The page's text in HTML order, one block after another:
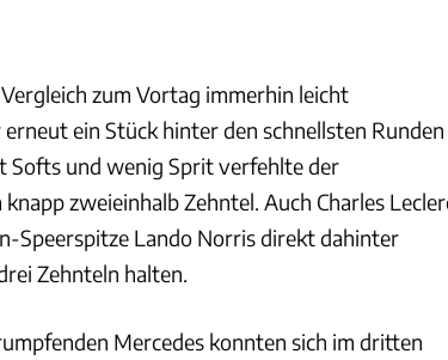
zum Vortag immerhin leicht
ein Stück hinter den schnellsten Runden
Softs und wenig Sprit verfehlte der
zweieinhalb Zehntel. Auch Charles
Speerspitze Lando Norris direkt dahinter
Zehnteln halten.
Mercedes konnten sich im dritten